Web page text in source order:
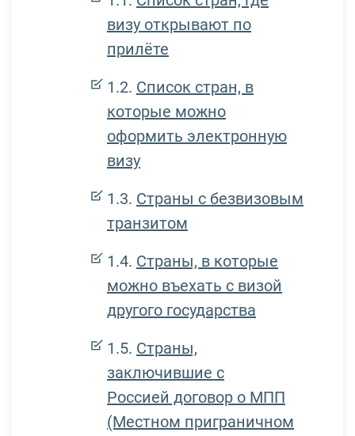
визу открывают по
прилёте
Список стран, в
которые можно
оформить электронную
визу
Страны с безвизовым
транзитом
Страны, в которые
можно въехать с визой
другого государства
Страны,
заключившие с
Россией договор о МПП
(Местном приграничном